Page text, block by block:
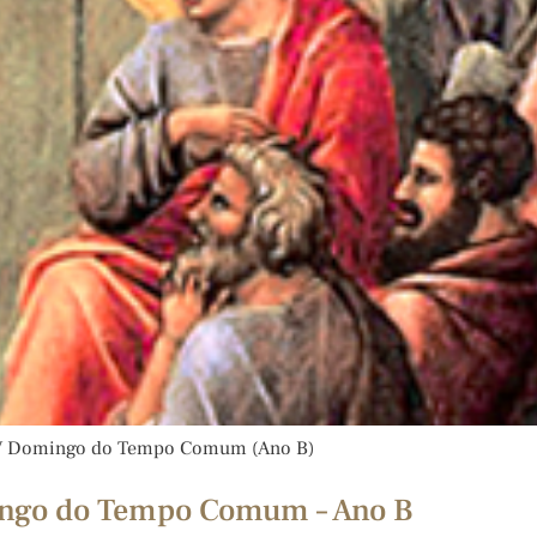
do Tempo Comum (Ano B)
do Tempo Comum – Ano B